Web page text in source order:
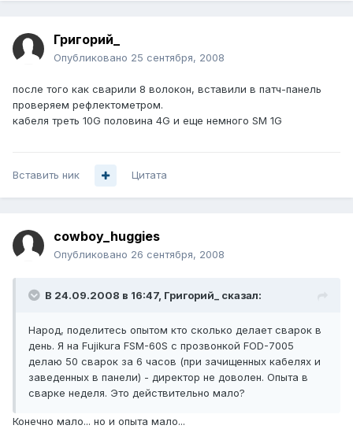
Григорий_
Опубликовано 25 сентября, 2008
после того как сварили 8 волокон, вставили в патч-панель
проверяем рефлектометром.
кабеля треть 10G половина 4G и еще немного SM 1G
Вставить ник Цитата
cowboy_huggies
Опубликовано 26 сентября, 2008
В 24.09.2008 в 16:47, Григорий_ сказал:
Народ, поделитесь опытом кто сколько делает сварок в
день. Я на Fujikura FSM-60S с прозвонкой FOD-7005
делаю 50 сварок за 6 часов (при зачищенных кабелях и
заведенных в панели) - директор не доволен. Опыта в
сварке неделя. Это действительно мало?
Конечно мало... но и опыта мало...